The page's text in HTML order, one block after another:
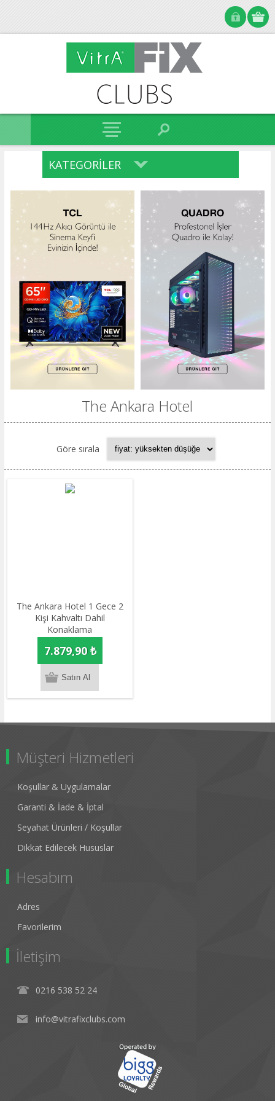
KATEGORILER
The Ankara Hotel
Göre sırala
The Ankara Hotel 1 Gece 2
Kişi Kahvaltı Dahil
Konaklama
7.879,90 ₺
Müşteri Hizmetleri
Koşullar & Uygulamalar
Garanti & İade & İptal
Seyahat Ürünleri / Koşullar
Dikkat Edilecek Hususlar
Hesabım
Adres
Favorilerim
İletişim
0216 538 52 24
info@vitrafixclubs.com